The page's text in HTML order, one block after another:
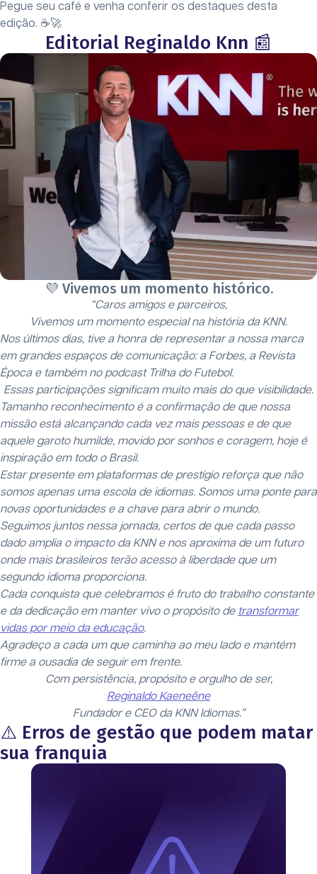
Pegue seu café e venha conferir os destaques desta
edição. ☕🚀
Editorial Reginaldo Knn 📰
💜 Vivemos um momento histórico.
“Caros amigos e parceiros,
Vivemos um momento especial na história da KNN.
Nos últimos dias, tive a honra de representar a nossa marca
em grandes espaços de comunicação: a Forbes, a Revista
Época e também no podcast Trilha do Futebol.
Essas participações significam muito mais do que visibilidade.
Tamanho reconhecimento é a confirmação de que nossa
missão está alcançando cada vez mais pessoas e de que
aquele garoto humilde, movido por sonhos e coragem, hoje é
inspiração em todo o Brasil.
Estar presente em plataformas de prestígio reforça que não
somos apenas uma escola de idiomas. Somos uma ponte para
novas oportunidades e a chave para abrir o mundo.
Seguimos juntos nessa jornada, certos de que cada passo
dado amplia o impacto da KNN e nos aproxima de um futuro
onde mais brasileiros terão acesso à liberdade que um
segundo idioma proporciona.
Cada conquista que celebramos é fruto do trabalho constante
e da dedicação em manter vivo o propósito de transformar
vidas por meio da educação.
Agradeço a cada um que caminha ao meu lado e mantém
firme a ousadia de seguir em frente.
Com persistência, propósito e orgulho de ser,
Reginaldo Kaeneêne
Fundador e CEO da KNN Idiomas.”
⚠️ Erros de gestão que podem matar
sua franquia